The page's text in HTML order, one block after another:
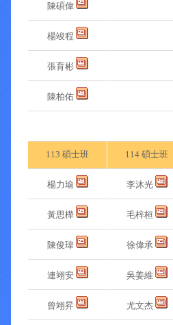
陳碩偉
楊竣程
張育彬
陳柏佑
113 碩士班 114 碩士班
楊力瑜 李沐光
黃思樺 毛梓桓
陳俊瑋 徐偉承
連翊安 吳姜維
曾翊昇 尤文杰